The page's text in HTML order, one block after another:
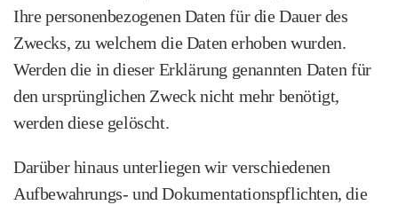
Ihre personen­bezogenen Daten für die Dauer des
Zwecks, zu welchem die Daten erhoben wurden.
Werden die in dieser Erklärung genannten Daten für
den ursprünglichen Zweck nicht mehr benötigt,
werden diese gelöscht.
Darüber hinaus unterliegen wir verschiedenen
Aufbewahrungs- und Dokumentations­pflichten, die